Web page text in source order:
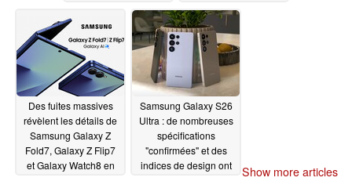
lancement officielles
07/08/2025
performances
moyennes07/08/2025
Des fuites massives
révèlent les détails de
Samsung Galaxy Z
Fold7, Galaxy Z Flip7
et Galaxy Watch8 en
Samsung Galaxy S26
Ultra : de nombreuses
spécifications
"confirmées" et des
indices de design ont
Show more articles